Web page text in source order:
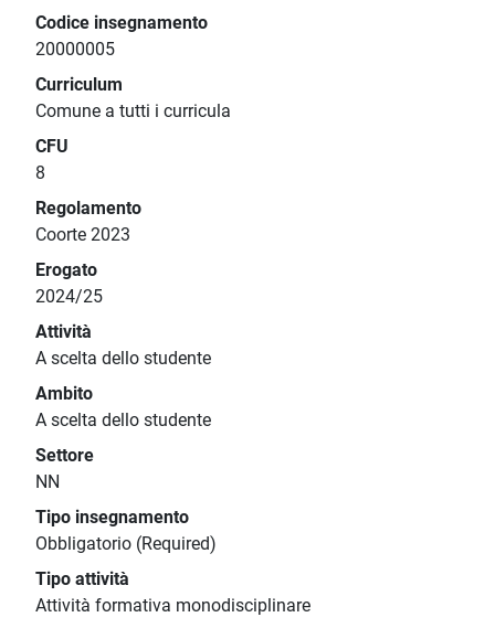
Codice insegnamento
20000005
Curriculum
Comune a tutti i curricula
CFU
8
Regolamento
Coorte 2023
Erogato
2024/25
Attività
A scelta dello studente
Ambito
A scelta dello studente
Settore
NN
Tipo insegnamento
Obbligatorio (Required)
Tipo attività
Attività formativa monodisciplinare